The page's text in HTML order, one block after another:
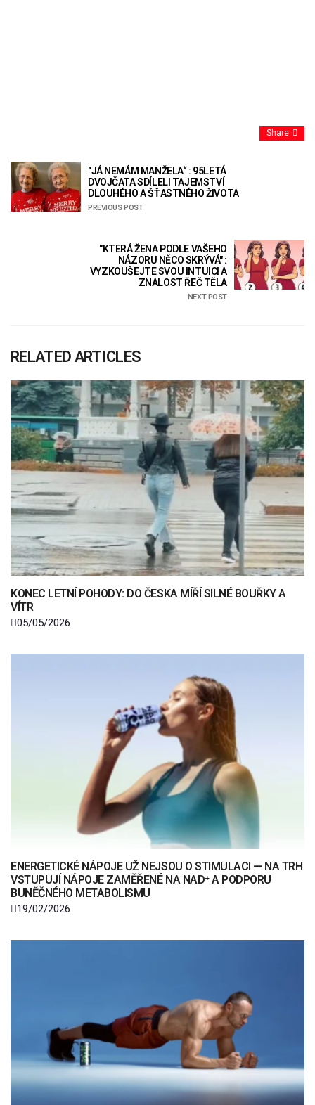
Share
"JÁ NEMÁM MANŽELA“ : 95LETÁ
DVOJČATA SDÍLELI TAJEMSTVÍ
DLOUHÉHO A ŠŤASTNÉHO ŽIVOTA
PREVIOUS POST
"KTERÁ ŽENA PODLE VAŠEHO
NÁZORU NĚCO SKRÝVÁ" :
VYZKOUŠEJTE SVOU INTUICI A
ZNALOST ŘEČ TĚLA
NEXT POST
RELATED ARTICLES
KONEC LETNÍ POHODY: DO ČESKA MÍŘÍ SILNÉ BOUŘKY A
VÍTR
05/05/2026
ENERGETICKÉ NÁPOJE UŽ NEJSOU O STIMULACI — NA TRH
VSTUPUJÍ NÁPOJE ZAMĚŘENÉ NA NAD⁺ A PODPORU
BUNĚČNÉHO METABOLISMU
19/02/2026